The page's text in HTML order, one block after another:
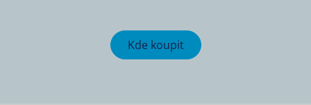
Kde koupit